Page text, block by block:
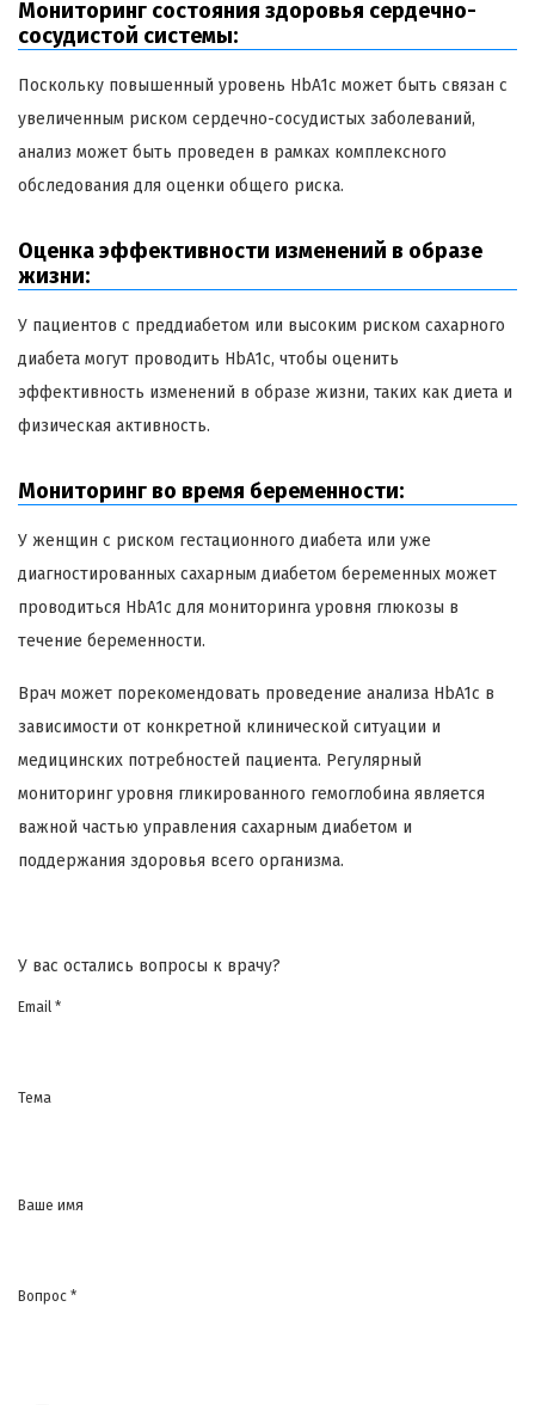
Мониторинг состояния здоровья сердечно-
сосудистой системы:
Поскольку повышенный уровень HbA1c может быть связан с
увеличенным риском сердечно-сосудистых заболеваний,
анализ может быть проведен в рамках комплексного
обследования для оценки общего риска.
Оценка эффективности изменений в образе
жизни:
У пациентов с преддиабетом или высоким риском сахарного
диабета могут проводить HbA1c, чтобы оценить
эффективность изменений в образе жизни, таких как диета и
физическая активность.
Мониторинг во время беременности:
У женщин с риском гестационного диабета или уже
диагностированных сахарным диабетом беременных может
проводиться HbA1c для мониторинга уровня глюкозы в
течение беременности.
Врач может порекомендовать проведение анализа HbA1c в
зависимости от конкретной клинической ситуации и
медицинских потребностей пациента. Регулярный
мониторинг уровня гликированного гемоглобина является
важной частью управления сахарным диабетом и
поддержания здоровья всего организма.
У вас остались вопросы к врачу?
Email *
Тема
Ваше имя
Вопрос *